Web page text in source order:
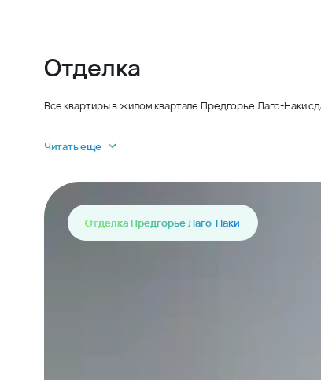
Отделка
Все квартиры в жилом квартале Предгорье Лаго-Наки
Читать еще
Отделка Предгорье Лаго-Наки